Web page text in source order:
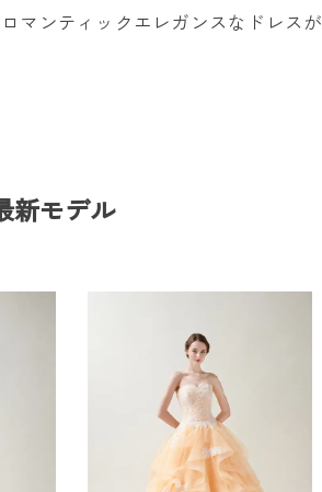
マンティックエレガンスなドレスが
新モデル